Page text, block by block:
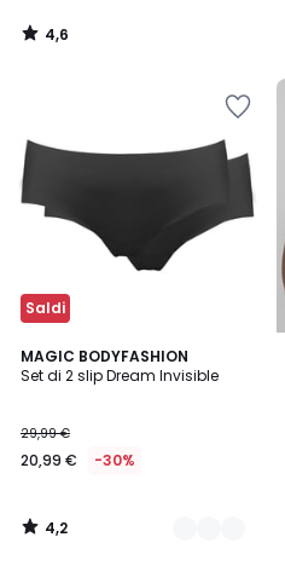
4,6
/
Saldi
MAGIC BODYFASHION
Set di 2 slip Dream Invisible
29,99 €
20,99 € -30%
4,2
/ 5
2
Colori
4,2
/